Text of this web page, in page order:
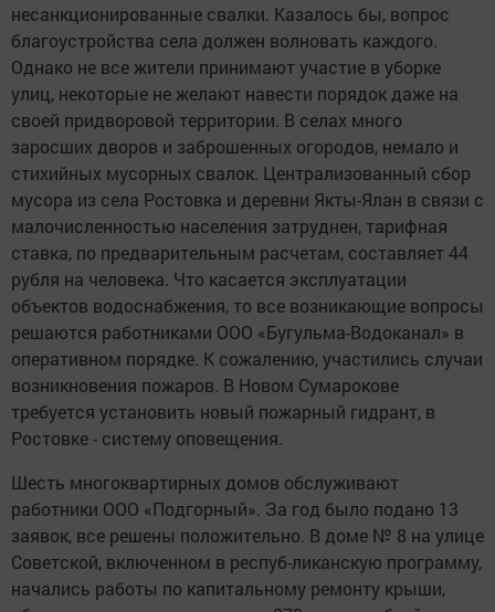
несанкционированные свалки. Казалось бы, вопрос
благоустройства села должен волновать каждого.
Однако не все жители принимают участие в уборке
улиц, некоторые не желают навести порядок даже на
своей придворовой территории. В селах много
заросших дворов и заброшенных огородов, немало и
стихийных мусорных свалок. Централизованный сбор
мусора из села Ростовка и деревни Якты-Ялан в связи с
малочисленностью населения затруднен, тарифная
ставка, по предварительным расчетам, составляет 44
рубля на человека. Что касается эксплуатации
объектов водоснабжения, то все возникающие вопросы
решаются работниками ООО «Бугульма-Водоканал» в
оперативном порядке. К сожалению, участились случаи
возникновения пожаров. В Новом Сумарокове
требуется установить новый пожарный гидрант, в
Ростовке - систему оповещения.
Шесть многоквартирных домов обслуживают
работники ООО «Подгорный». За год было подано 13
заявок, все решены положительно. В доме № 8 на улице
Советской, включенном в респуб-ликанскую программу,
начались работы по капитальному ремонту крыши,